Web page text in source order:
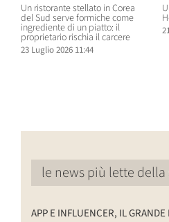
Un ristorante stellato in Corea
del Sud serve formiche come
ingrediente di un piatto: il
proprietario rischia il carcere
23 Luglio 2026 11:44
le news più lette
APP E INFLUENCER, IL GRANDE